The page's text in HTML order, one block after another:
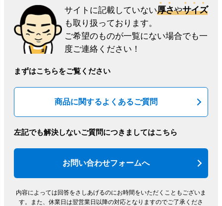
サイトに記載していない厚さやサイズ
も取り扱っております。
ご希望のものが一覧にない場合でも一
度ご連絡ください！
まずはこちらをご覧ください
商品に関するよくあるご質問
左記でも解決しないご質問につきましてはこちら
お問い合わせフォームへ
内容によっては回答をさしあげるのにお時間をいただくこともございま
す。
また、休業日は翌営業日以降の対応となりますのでご了承くださ